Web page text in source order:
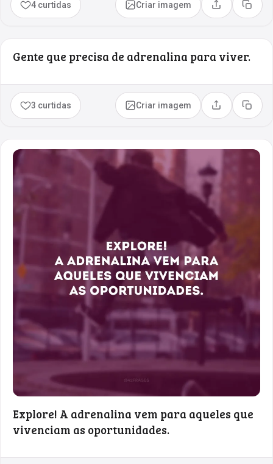
4 curtidas Criar imagem Compartilhar
Copiar
Gente que precisa de adrenalina para viver.
3 curtidas Criar imagem Compartilhar
Copiar
Explore! A adrenalina vem para aqueles que
vivenciam as oportunidades.